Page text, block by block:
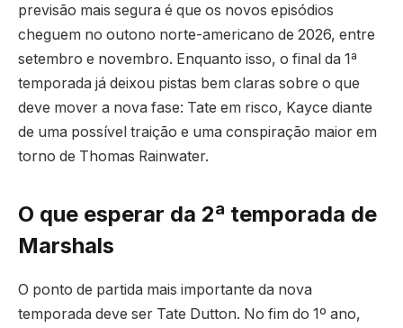
previsão mais segura é que os novos episódios
cheguem no outono norte-americano de 2026, entre
setembro e novembro. Enquanto isso, o final da 1ª
temporada já deixou pistas bem claras sobre o que
deve mover a nova fase: Tate em risco, Kayce diante
de uma possível traição e uma conspiração maior em
torno de Thomas Rainwater.
O que esperar da 2ª temporada de
Marshals
O ponto de partida mais importante da nova
temporada deve ser Tate Dutton. No fim do 1º ano,